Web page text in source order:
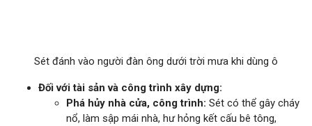
Sét đánh vào người đàn ông dưới trời mưa khi dùng ô
Đối với tài sản và công trình xây dựng:
Phá hủy nhà cửa, công trình: Sét có thể gây cháy
nổ, làm sập mái nhà, hư hỏng kết cấu bê tông,